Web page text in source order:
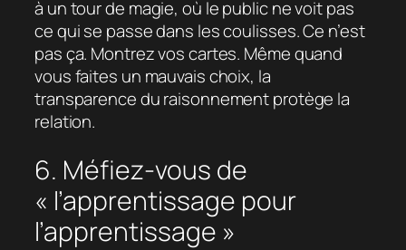
à un tour de magie, où le public ne voit pas
ce qui se passe dans les coulisses. Ce n’est
pas ça. Montrez vos cartes. Même quand
vous faites un mauvais choix, la
transparence du raisonnement protège la
relation.
6. Méfiez-vous de
« l’apprentissage pour
l’apprentissage »